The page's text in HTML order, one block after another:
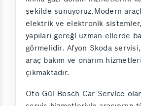
şekilde sunuyoruz.Modern
elektrik ve elektronik sistemler,
yapıları gereği uzman ellerde
görmelidir. Afyon Skoda
araç bakım ve onarım
çıkmaktadır.
Oto Gül Bosch Car Service